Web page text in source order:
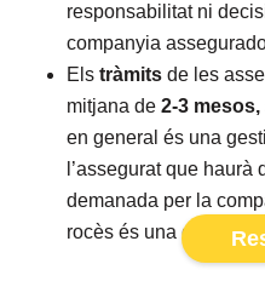
responsabilitat ni
companyia
Els tràmits de les
mitjana de 2-3 mesos,
en general és una
l’assegurat que haurà
demanada per la
rocès és una gestió